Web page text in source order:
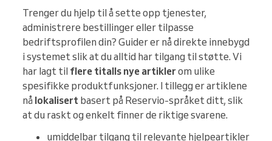
Trenger du hjelp til å sette opp tjenester,
administrere bestillinger eller tilpasse
bedriftsprofilen din? Guider er nå direkte innebygd
i systemet slik at du alltid har tilgang til støtte. Vi
har lagt til flere titalls nye artiklerom ulike
spesifikke produktfunksjoner. I tillegg er artiklene
nå lokalisert basert på Reservio-språket ditt, slik
at du raskt og enkelt finner de riktige svarene.
umiddelbar tilgang til relevante hjelpeartikler